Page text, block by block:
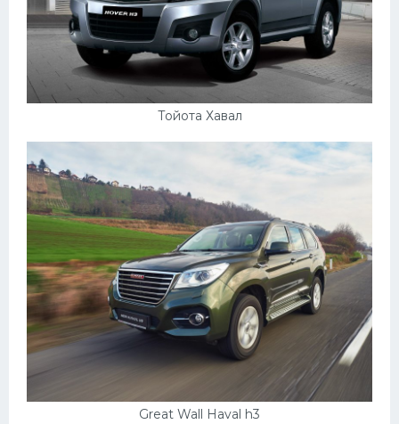
Тойота Хавал
Great Wall Haval h3